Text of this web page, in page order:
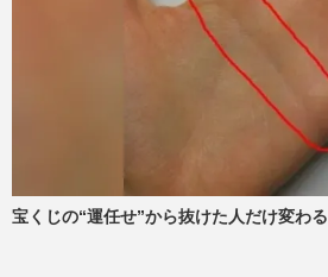
宝くじの“運任せ”から抜けた人だけ変わる